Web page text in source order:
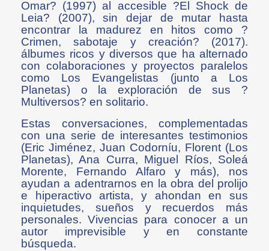
Omar? (1997) al accesible ?El Shock de
Leia? (2007), sin dejar de mutar hasta
encontrar la madurez en hitos como ?
Crimen, sabotaje y creación? (2017).
álbumes ricos y diversos que ha alternado
con colaboraciones y proyectos paralelos
como Los Evangelistas (junto a Los
Planetas) o la exploración de sus ?
Multiversos? en solitario.
Estas conversaciones, complementadas
con una serie de interesantes testimonios
(Eric Jiménez, Juan Codorníu, Florent (Los
Planetas), Ana Curra, Miguel Ríos, Soleá
Morente, Fernando Alfaro y más), nos
ayudan a adentrarnos en la obra del prolijo
e hiperactivo artista, y ahondan en sus
inquietudes, sueños y recuerdos más
personales. Vivencias para conocer a un
autor imprevisible y en constante
búsqueda.